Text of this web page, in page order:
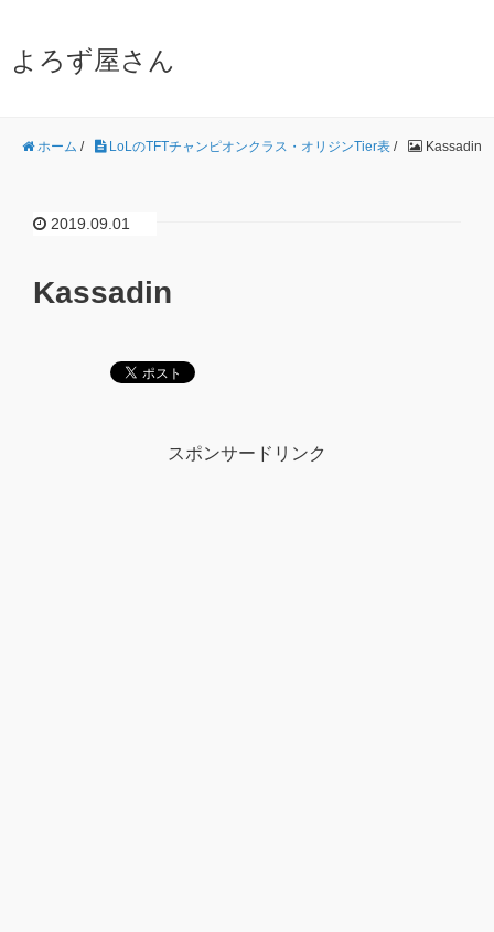
よろず屋さん
ホーム / LoLのTFTチャンピオンクラス・オリジンTier表 / Kassadin
2019.09.01
Kassadin
スポンサードリンク